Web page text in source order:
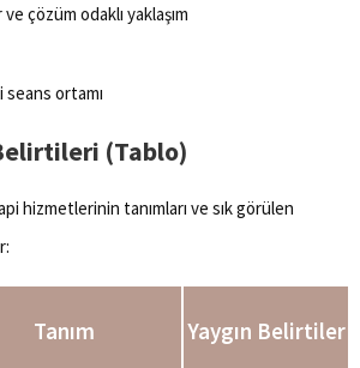
ve çözüm odaklı yaklaşım
ortamı
(Tablo)
hizmetlerinin tanımları ve sık görülen
Tanım Yaygın Belirtiler